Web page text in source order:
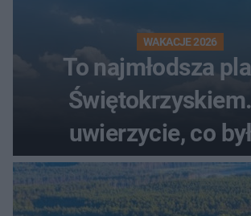
WAKACJE 2026
To najmłodsza
uwierzycie, co
wcześniej